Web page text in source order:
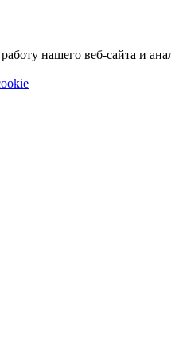
нашего веб-сайта и